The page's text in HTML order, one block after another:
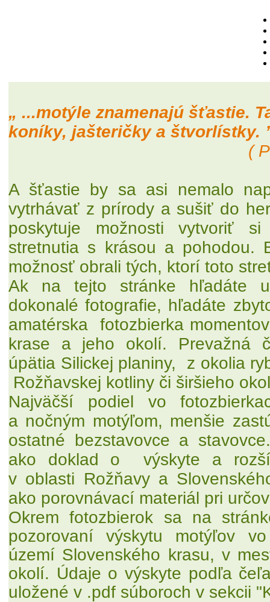
„ ...motýle znamenajú šťastie.
koníky, jašteričky a štvorlístky.
(
A šťastie by sa asi nemalo
vytrhávať z prírody a sušiť do
poskytuje možnosti vytvoriť
stretnutia s krásou a pohodou.
možnosť obrali tých, ktorí toto
Ak na tejto stránke
hľadáte
dokonalé fotografie, hľadáte
amatérska fotozbierka
krase a jeho okolí. Prevažná
úpätia Silickej planiny, z okolia
Rožňavskej kotliny či širšieho
Najväčší podiel
vo
a nočným motýľom, menšie
ostatné bezstavovce a stavovce.
ako doklad o
výskyte a
v oblasti Rožňavy a
ako porovnávací materiál pri
Okrem fotozbierok sa na
pozorovaní výskytu motýľov
území Slovenského krasu, v
okolí. Údaje o výskyte podľa
uložené v .pdf súboroch v sekcii